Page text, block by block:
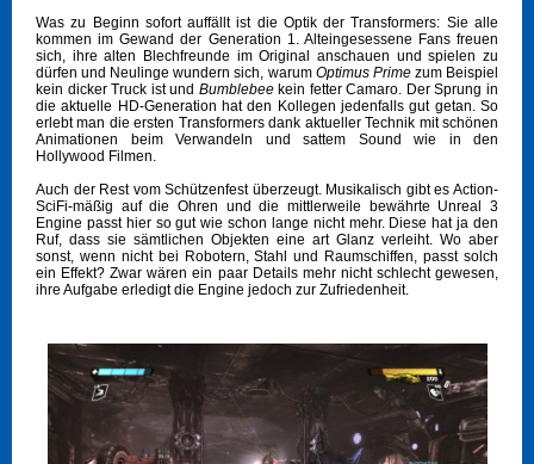
Was zu Beginn sofort auffällt ist die Optik der Transformers: Sie alle
kommen im Gewand der Generation 1. Alteingesessene Fans freuen
sich, ihre alten Blechfreunde im Original anschauen und spielen zu
dürfen und Neulinge wundern sich, warum Optimus Primezum Beispiel
kein dicker Truck ist und Bumblebeekein fetter Camaro. Der Sprung in
die aktuelle HD-Generation hat den Kollegen jedenfalls gut getan. So
erlebt man die ersten Transformers dank aktueller Technik mit schönen
Animationen beim Verwandeln und sattem Sound wie in den
Hollywood Filmen.
Auch der Rest vom Schützenfest überzeugt. Musikalisch gibt es Action-
SciFi-mäßig auf die Ohren und die mittlerweile bewährte Unreal 3
Engine passt hier so gut wie schon lange nicht mehr. Diese hat ja den
Ruf, dass sie sämtlichen Objekten eine art Glanz verleiht. Wo aber
sonst, wenn nicht bei Robotern, Stahl und Raumschiffen, passt solch
ein Effekt? Zwar wären ein paar Details mehr nicht schlecht gewesen,
ihre Aufgabe erledigt die Engine jedoch zur Zufriedenheit.